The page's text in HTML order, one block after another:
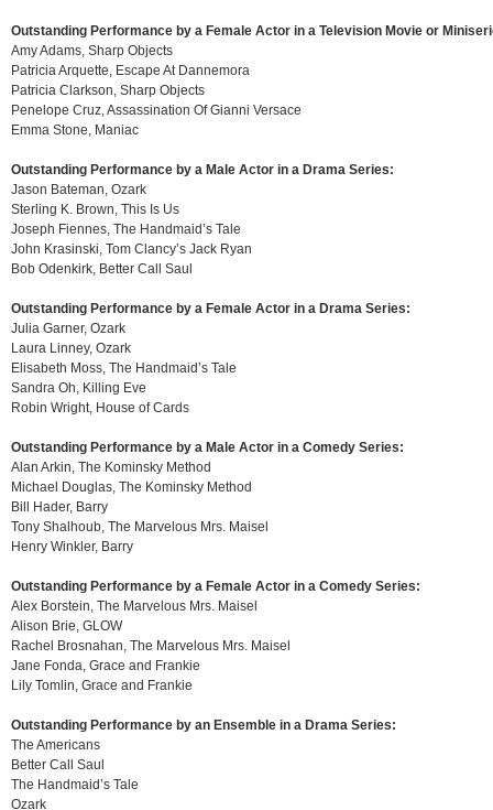
Outstanding Performance by a Female Actor in a Television Movie or
Amy Adams, Sharp Objects
Patricia Arquette, Escape At Dannemora
Patricia Clarkson, Sharp Objects
Penelope Cruz, Assassination Of Gianni Versace
Emma Stone, Maniac
Outstanding Performance by a Male Actor in a Drama Series:
Jason Bateman, Ozark
Sterling K. Brown, This Is Us
Joseph Fiennes, The Handmaid’s Tale
John Krasinski, Tom Clancy’s Jack Ryan
Bob Odenkirk, Better Call Saul
Outstanding Performance by a Female Actor in a Drama Series:
Julia Garner, Ozark
Laura Linney, Ozark
Elisabeth Moss, The Handmaid’s Tale
Sandra Oh, Killing Eve
Robin Wright, House of Cards
Outstanding Performance by a Male Actor in a Comedy Series:
Alan Arkin, The Kominsky Method
Michael Douglas, The Kominsky Method
Bill Hader, Barry
Tony Shalhoub, The Marvelous Mrs. Maisel
Henry Winkler, Barry
Outstanding Performance by a Female Actor in a Comedy Series:
Alex Borstein, The Marvelous Mrs. Maisel
Alison Brie, GLOW
Rachel Brosnahan, The Marvelous Mrs. Maisel
Jane Fonda, Grace and Frankie
Lily Tomlin, Grace and Frankie
Outstanding Performance by an Ensemble in a Drama Series:
The Americans
Better Call Saul
The Handmaid’s Tale
Ozark